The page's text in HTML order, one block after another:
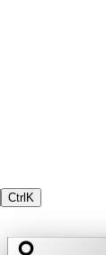
Ctrl K